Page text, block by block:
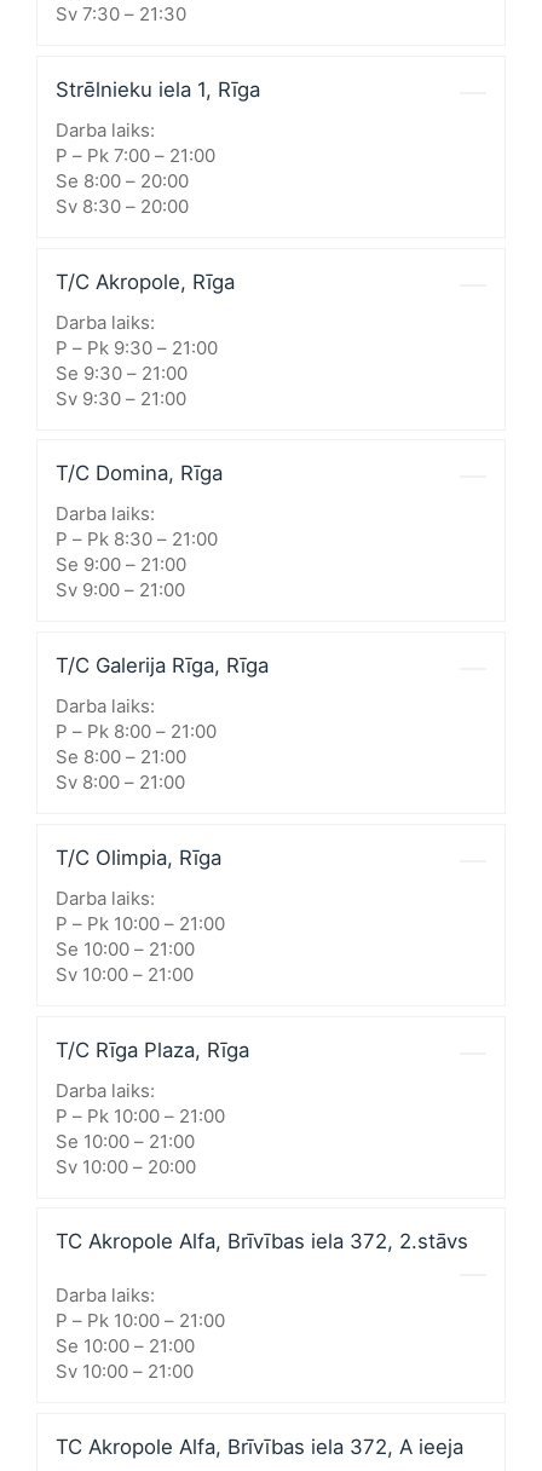
Sv 7:30 – 21:30
Strēlnieku iela 1, Rīga
Darba laiks:
P – Pk 7:00 – 21:00
Se 8:00 – 20:00
Sv 8:30 – 20:00
T/C Akropole, Rīga
Darba laiks:
P – Pk 9:30 – 21:00
Se 9:30 – 21:00
Sv 9:30 – 21:00
T/C Domina, Rīga
Darba laiks:
P – Pk 8:30 – 21:00
Se 9:00 – 21:00
Sv 9:00 – 21:00
T/C Galerija Rīga, Rīga
Darba laiks:
P – Pk 8:00 – 21:00
Se 8:00 – 21:00
Sv 8:00 – 21:00
T/C Olimpia, Rīga
Darba laiks:
P – Pk 10:00 – 21:00
Se 10:00 – 21:00
Sv 10:00 – 21:00
T/C Rīga Plaza, Rīga
Darba laiks:
P – Pk 10:00 – 21:00
Se 10:00 – 21:00
Sv 10:00 – 20:00
TC Akropole Alfa, Brīvības iela 372, 2.stāvs
Darba laiks:
P – Pk 10:00 – 21:00
Se 10:00 – 21:00
Sv 10:00 – 21:00
TC Akropole Alfa, Brīvības iela 372, A ieeja